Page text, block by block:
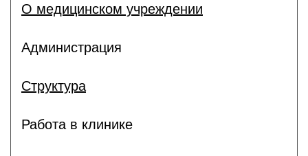
О медицинском учреждении
Администрация
Структура
Работа в клинике